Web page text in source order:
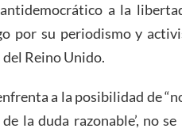
a la
por su periodismo y
Reino Unido.
a la posibilidad de
de la duda razonable’, no